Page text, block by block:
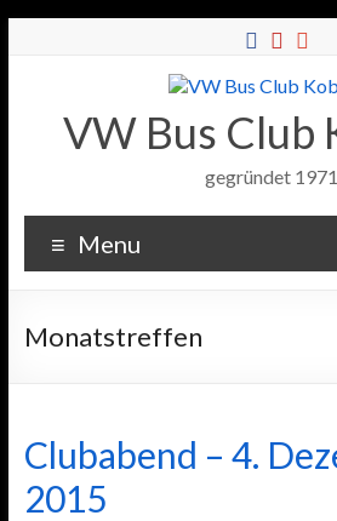
VW Bus Club
gegründet 1971
Menu
Monatstreffen
Clubabend – 4.
2015